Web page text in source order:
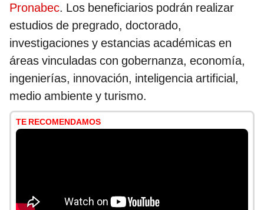
Pronabec. Los beneficiarios podrán realizar
estudios de pregrado, doctorado,
investigaciones y estancias académicas en
áreas vinculadas con gobernanza, economía,
ingenierías, innovación, inteligencia artificial,
medio ambiente y turismo.
TE RECOMENDAMOS